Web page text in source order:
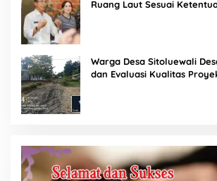
Ruang Laut Sesuai
Warga Desa Sitoluewali
dan Evaluasi Kualitas